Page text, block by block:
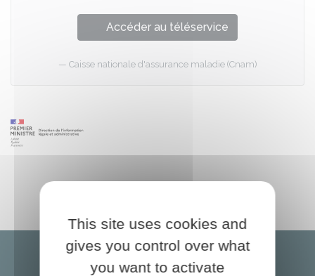
Accéder au téléservice
Caisse nationale d'assurance maladie (Cnam)
This site uses cookies and
gives you control over what
you want to activate